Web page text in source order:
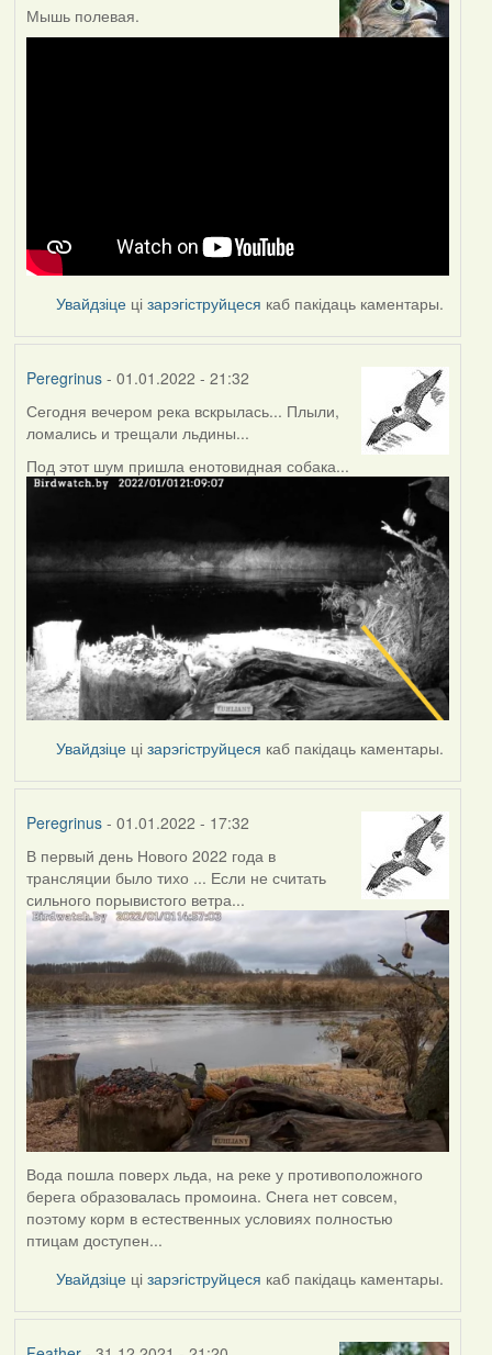
Мышь полевая.
Увайдзіце цізарэгіструйцеся каб пакідаць каментары.
Peregrinus- 01.01.2022 - 21:32
Сегодня вечером река вскрылась... Плыли,
ломались и трещали льдины...
Под этот шум пришла енотовидная собака...
Увайдзіце цізарэгіструйцеся каб пакідаць каментары.
Peregrinus- 01.01.2022 - 17:32
В первый день Нового 2022 года в
трансляции было тихо ... Если не считать
сильного порывистого ветра...
Вода пошла поверх льда, на реке у противоположного
берега образовалась промоина. Снега нет совсем,
поэтому корм в естественных условиях полностью
птицам доступен...
Увайдзіце цізарэгіструйцеся каб пакідаць каментары.